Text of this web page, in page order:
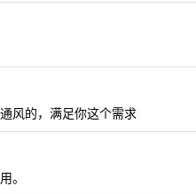
风的，满足你这个需求
。